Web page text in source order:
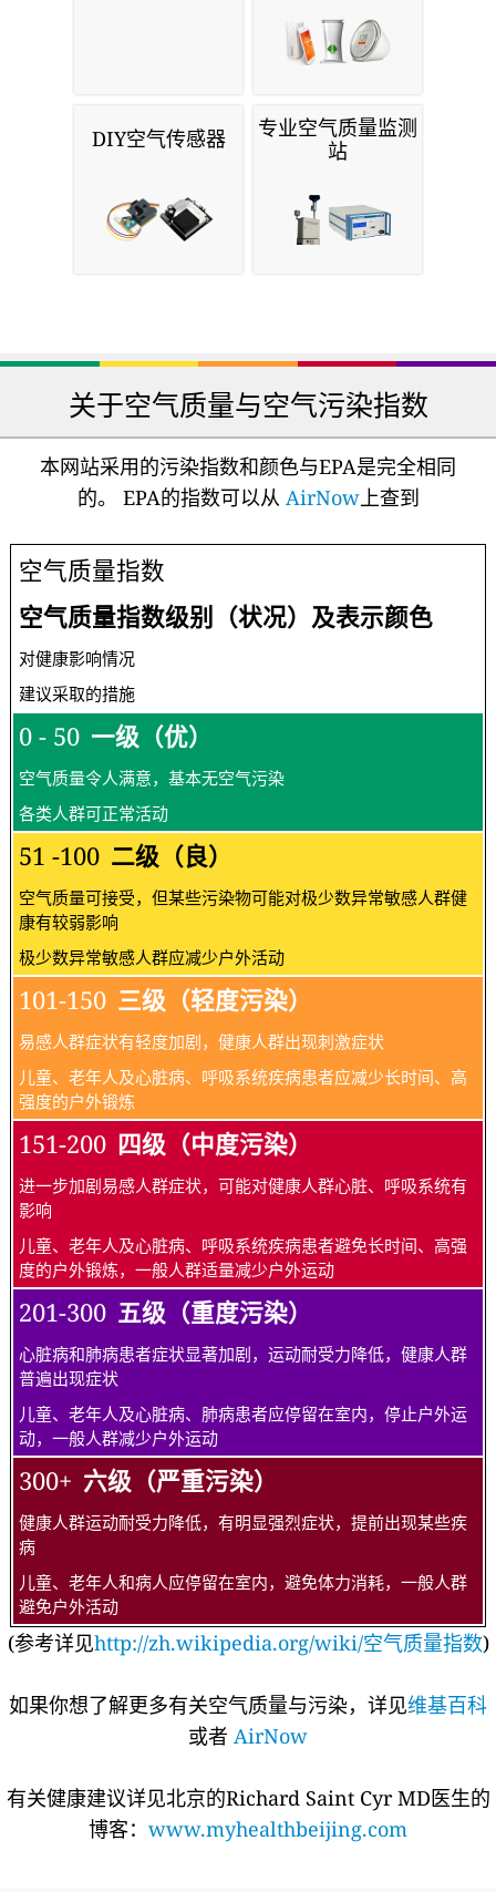
DIY空气传感器
专业空气质量监测
站
关于空气质量与空气污染指数
本网站采用的污染指数和颜色与EPA是完全相同
的。 EPA的指数可以从 AirNow上查到
空气质量指数
空气质量指数级别（状况）及表示颜色
对健康影响情况
建议采取的措施
0 - 50 一级（优）
空气质量令人满意，基本无空气污染
各类人群可正常活动
51 -100 二级（良）
空气质量可接受，但某些污染物可能对极少数异常敏感人群健
康有较弱影响
极少数异常敏感人群应减少户外活动
101-150 三级（轻度污染）
易感人群症状有轻度加剧，健康人群出现刺激症状
儿童、老年人及心脏病、呼吸系统疾病患者应减少长时间、高
强度的户外锻炼
151-200 四级（中度污染）
进一步加剧易感人群症状，可能对健康人群心脏、呼吸系统有
影响
儿童、老年人及心脏病、呼吸系统疾病患者避免长时间、高强
度的户外锻炼，一般人群适量减少户外运动
201-300 五级（重度污染）
心脏病和肺病患者症状显著加剧，运动耐受力降低，健康人群
普遍出现症状
儿童、老年人及心脏病、肺病患者应停留在室内，停止户外运
动，一般人群减少户外运动
300+ 六级（严重污染）
健康人群运动耐受力降低，有明显强烈症状，提前出现某些疾
病
儿童、老年人和病人应停留在室内，避免体力消耗，一般人群
避免户外活动
(参考详见http://zh.wikipedia.org/wiki/空气质量指数)
如果你想了解更多有关空气质量与污染，详见维基百科
或者 AirNow
有关健康建议详见北京的Richard Saint Cyr MD医生的
博客： www.myhealthbeijing.com